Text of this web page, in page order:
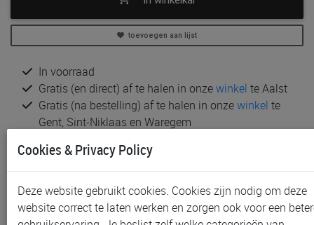
toevoegen aan lijst
In voorraad
Gratis (en direct) af te halen in onzewinkel te Aalst
Gratis (na bestelling) af te halen in onzewinkel te
Gent, Sint-Niklaas en Waregem
Cookies & Privacy Policy
Deze website gebruikt cookies. Cookies zijn nodig om deze
website correct te laten werken en zorgen ook voor een